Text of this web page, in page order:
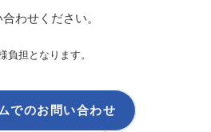
わせください。
担となります。
でのお問い合わせ